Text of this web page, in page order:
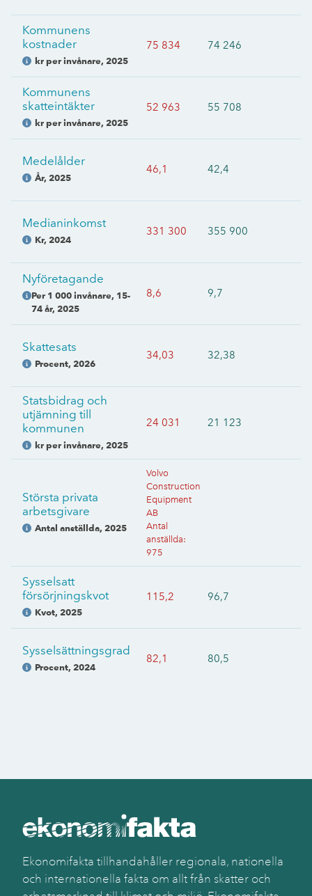
Kommunens
kostnader
kr per invånare, 2025
75 834 74 246
Kommunens
skatteintäkter
kr per invånare, 2025
52 963 55 708
Medelålder
År, 2025
46,1 42,4
Medianinkomst
Kr, 2024
331 300 355 900
Nyföretagande
Per 1 000 invånare, 15-
74 år,2025
8,6 9,7
Skattesats
Procent, 2026
34,03 32,38
Statsbidrag och
utjämning till
kommunen
kr per invånare, 2025
24 031 21 123
Största privata
arbetsgivare
Antal anställda, 2025
Volvo
Construction
Equipment
AB
Antal
anställda:
975
Sysselsatt
försörjningskvot
Kvot, 2025
115,2 96,7
Sysselsättningsgrad
Procent, 2024
82,1 80,5
Ekonomifakta tillhandahåller regionala, nationella
och internationella fakta om allt från skatter och